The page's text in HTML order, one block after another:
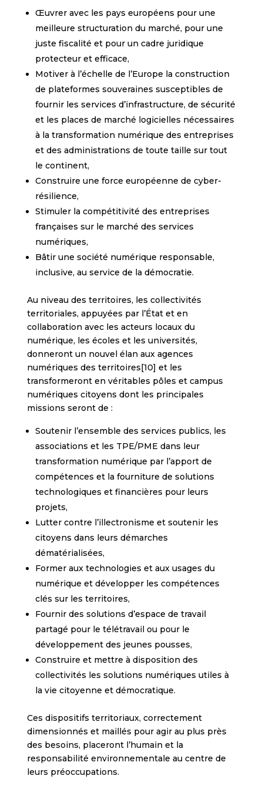
Œuvrer avec les pays européens pour une
meilleure structuration du marché, pour une
juste fiscalité et pour un cadre juridique
protecteur et efficace,
Motiver à l’échelle de l’Europe la construction
de plateformes souveraines susceptibles de
fournir les services d’infrastructure, de sécurité
et les places de marché logicielles nécessaires
à la transformation numérique des entreprises
et des administrations de toute taille sur tout
le continent,
Construire une force européenne de cyber-
résilience,
Stimuler la compétitivité des entreprises
françaises sur le marché des services
numériques,
Bâtir une société numérique responsable,
inclusive, au service de la démocratie.
Au niveau des territoires, les collectivités
territoriales, appuyées par l’État et en
collaboration avec les acteurs locaux du
numérique, les écoles et les universités,
donneront un nouvel élan aux agences
numériques des territoires[10] et les
transformeront en véritables pôles et campus
numériques citoyens dont les principales
missions seront de :
Soutenir l’ensemble des services publics, les
associations et les TPE/PME dans leur
transformation numérique par l’apport de
compétences et la fourniture de solutions
technologiques et financières pour leurs
projets,
Lutter contre l’illectronisme et soutenir les
citoyens dans leurs démarches
dématérialisées,
Former aux technologies et aux usages du
numérique et développer les compétences
clés sur les territoires,
Fournir des solutions d’espace de travail
partagé pour le télétravail ou pour le
développement des jeunes pousses,
Construire et mettre à disposition des
collectivités les solutions numériques utiles à
la vie citoyenne et démocratique.
Ces dispositifs territoriaux, correctement
dimensionnés et maillés pour agir au plus près
des besoins, placeront l’humain et la
responsabilité environnementale au centre de
leurs préoccupations.